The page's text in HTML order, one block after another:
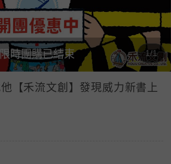
1/1
限時團購已結束
【禾流文創】發現威力新書上